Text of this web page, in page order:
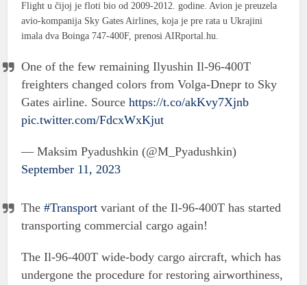
Flight u čijoj je floti bio od 2009-2012. godine. Avion je preuzela
avio-kompanija Sky Gates Airlines, koja je pre rata u Ukrajini
imala dva Boinga 747-400F, prenosi AIRportal.hu.
One of the few remaining Ilyushin Il-96-400T
freighters changed colors from Volga-Dnepr to Sky
Gates airline. Sourcehttps://t.co/akKvy7Xjnb
pic.twitter.com/FdcxWxKjut
— Maksim Pyadushkin (@M_Pyadushkin)
September 11, 2023
The#Transport variant of the Il-96-400T has started
transporting commercial cargo again!
The Il-96-400T wide-body cargo aircraft, which has
undergone the procedure for restoring airworthiness,